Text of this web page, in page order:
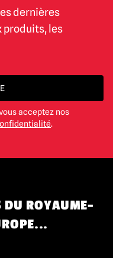
dernières
produits, les
acceptez nos
.
DU ROYAUME-